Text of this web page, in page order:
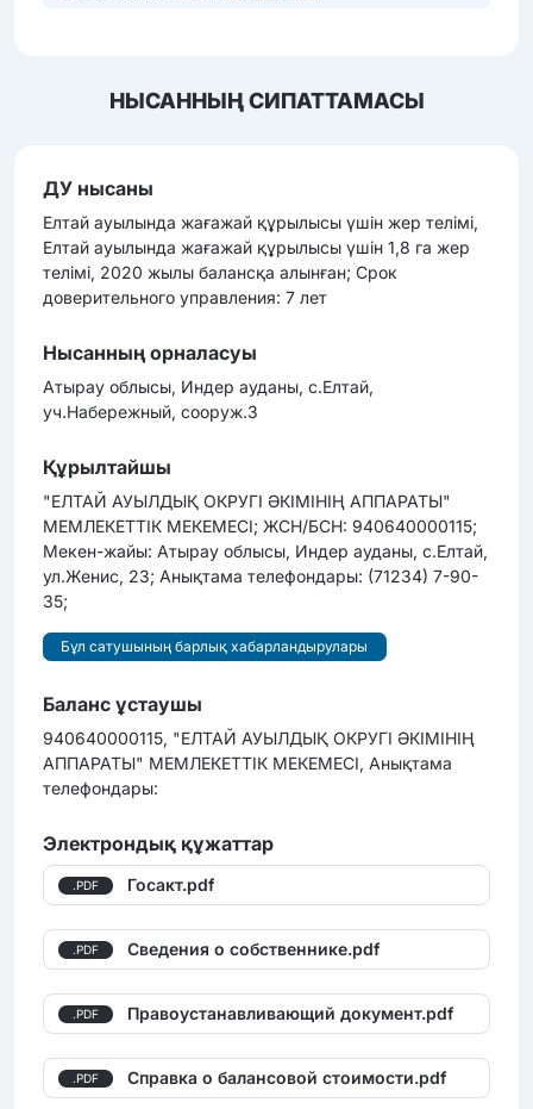
НЫСАННЫҢ СИПАТТАМАСЫ
ДУ нысаны
Елтай ауылында жағажай құрылысы үшін жер телімі,
Елтай ауылында жағажай құрылысы үшін 1,8 га жер
телімі, 2020 жылы балансқа алынған; Срок
доверительного управления: 7 лет
Нысанның орналасуы
Атырау облысы, Индер ауданы, с.Елтай,
уч.Набережный, сооруж.3
Құрылтайшы
"ЕЛТАЙ АУЫЛДЫҚ ОКРУГІ ӘКІМІНІҢ АППАРАТЫ"
МЕМЛЕКЕТТІК МЕКЕМЕСІ; ЖСН/БСН: 940640000115;
Мекен-жайы: Атырау облысы, Индер ауданы, с.Елтай,
ул.Женис, 23; Анықтама телефондары: (71234) 7-90-
35;
Бұл сатушының барлық хабарландырулары
Баланс ұстаушы
940640000115, "ЕЛТАЙ АУЫЛДЫҚ ОКРУГІ ӘКІМІНІҢ
АППАРАТЫ" МЕМЛЕКЕТТІК МЕКЕМЕСІ, Анықтама
телефондары:
Электрондық құжаттар
.PDF Госакт.pdf
.PDF Сведения о собственнике.pdf
.PDF Правоустанавливающий документ.pdf
.PDF Cправка о балансовой стоимости.pdf